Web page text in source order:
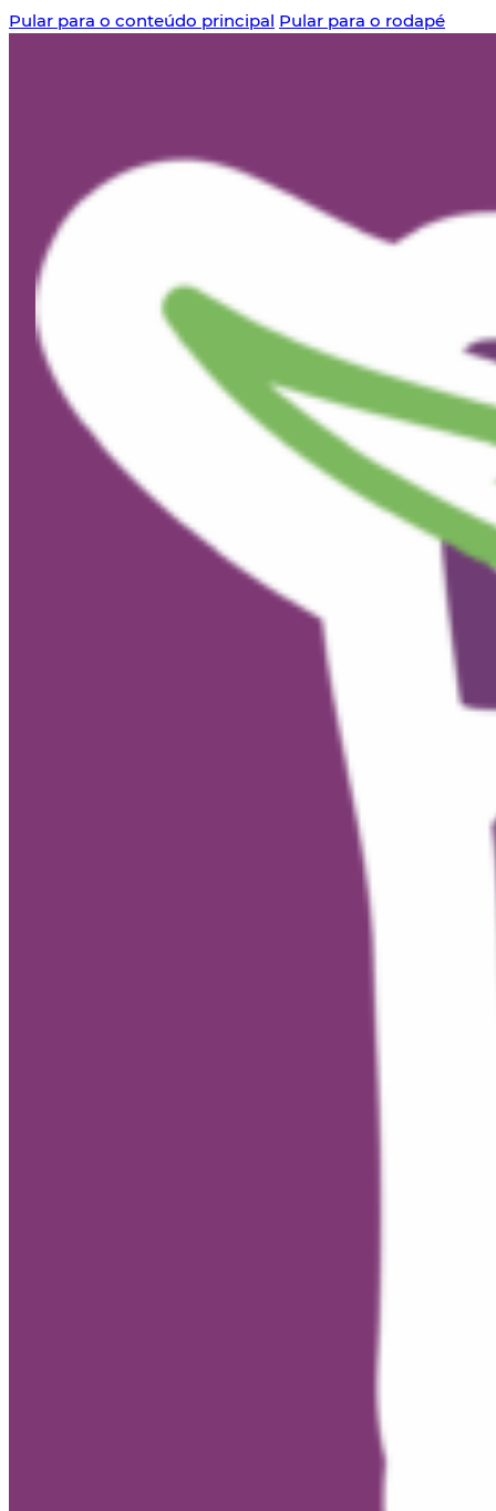
Pular para o conteúdo principal Pular para o rodapé